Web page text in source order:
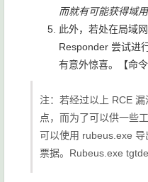
而就有可能获得域
此外，若处在局域
Responder 尝试进
有意外惊喜。【命令
注：若经过以上 RCE
点，而为了可以供一些
可以使用 rubeus.exe
票据。 Rubeus.exe